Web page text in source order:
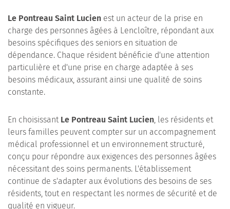
Le Pontreau Saint Lucien est un acteur de la prise en
charge des personnes âgées à Lencloître, répondant aux
besoins spécifiques des seniors en situation de
dépendance. Chaque résident bénéficie d'une attention
particulière et d'une prise en charge adaptée à ses
besoins médicaux, assurant ainsi une qualité de soins
constante.
En choisissant Le Pontreau Saint Lucien, les résidents et
leurs familles peuvent compter sur un accompagnement
médical professionnel et un environnement structuré,
conçu pour répondre aux exigences des personnes âgées
nécessitant des soins permanents. L'établissement
continue de s'adapter aux évolutions des besoins de ses
résidents, tout en respectant les normes de sécurité et de
qualité en vigueur.